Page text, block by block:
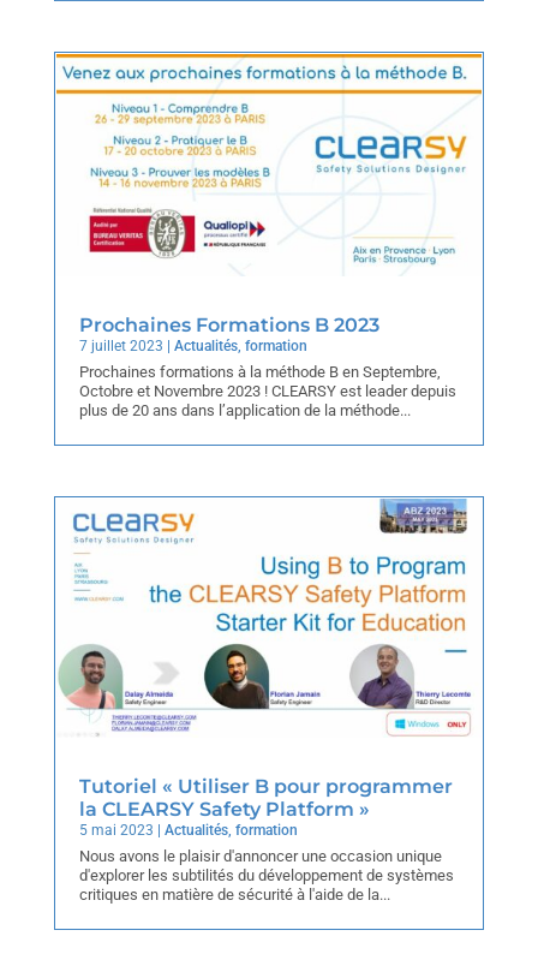
Prochaines Formations B 2023
7 juillet 2023 | Actualités, formation
Prochaines formations à la méthode B en Septembre,
Octobre et Novembre 2023 ! CLEARSY est leader depuis
plus de 20 ans dans l’application de la méthode...
Tutoriel « Utiliser B pour programmer
la CLEARSY Safety Platform »
5 mai 2023 Actualités, formation
Nous avons le plaisir d'annoncer une occasion unique
d'explorer les subtilités du développement de systèmes
critiques en matière de sécurité à l'aide de la...